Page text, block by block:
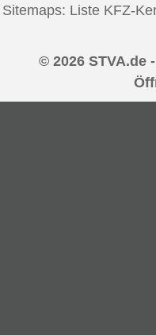
Sitemaps: Liste KFZ-
© 2026 STVA.de